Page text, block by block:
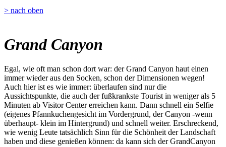
> nach oben
Grand Canyon
Egal, wie oft man schon dort war: der Grand Canyon haut einen
immer wieder aus den Socken, schon der Dimensionen wegen!
Auch hier ist es wie immer: überlaufen sind nur die
Aussichtspunkte, die auch der fußkrankste Tourist in weniger als 5
Minuten ab Visitor Center erreichen kann. Dann schnell ein Selfie
(eigenes Pfannkuchengesicht im Vordergrund, der Canyon -wenn
überhaupt- klein im Hintergrund) und schnell weiter. Erschreckend,
wie wenig Leute tatsächlich Sinn für die Schönheit der Landschaft
haben und diese genießen können: da kann sich der GrandCanyon